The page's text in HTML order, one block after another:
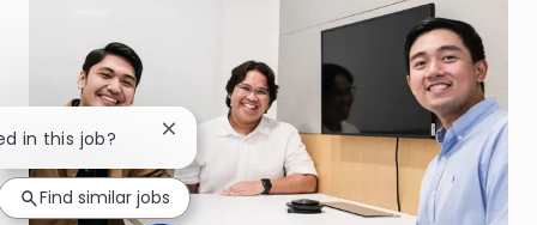
in this job? Close chatbot notification
Find similar jobs